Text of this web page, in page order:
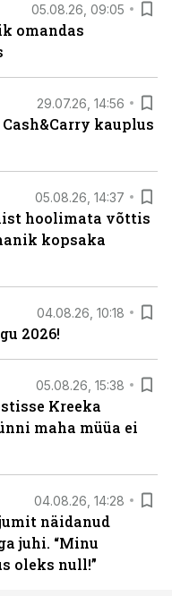
05.08.26, 09:05
omandas
29.07.26, 14:56
kauplus
05.08.26, 14:37
hoolimata võttis
kopsaka
04.08.26, 10:18
2026!
05.08.26, 15:38
Kreeka
maha müüa ei
04.08.26, 14:28
näidanud
juhi. “Minu
oleks null!”